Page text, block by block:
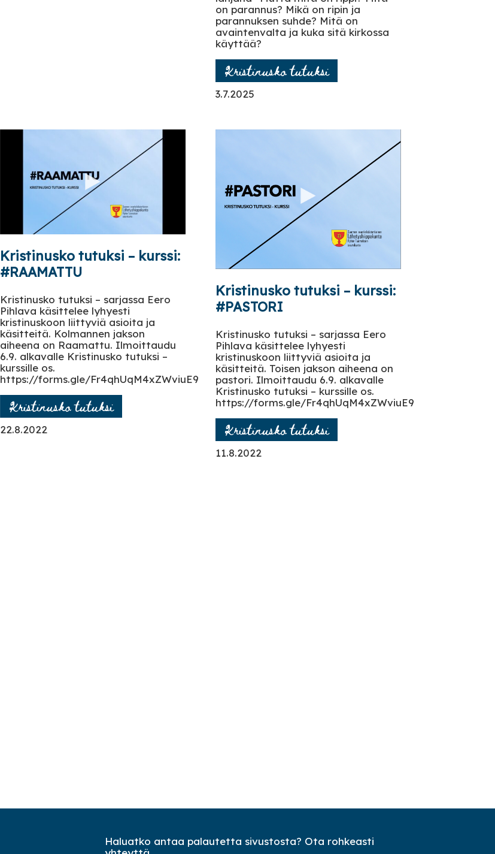
on parannus? Mikä on ripin ja
parannuksen suhde? Mitä on
avaintenvalta ja kuka sitä kirkossa
käyttää?
Kristinusko tutuksi
3.7.2025
Kristinusko tutuksi – kurssi:
#RAAMATTU
Kristinusko tutuksi – sarjassa Eero
Pihlava käsittelee lyhyesti
kristinuskoon liittyviä asioita ja
käsitteitä. Kolmannen jakson
aiheena on Raamattu. Ilmoittaudu
6.9. alkavalle Kristinusko tutuksi –
kurssille os.
https://forms.gle/Fr4qhUqM4xZWviuE9
Kristinusko tutuksi
22.8.2022
Kristinusko tutuksi – kurssi:
#PASTORI
Kristinusko tutuksi – sarjassa Eero
Pihlava käsittelee lyhyesti
kristinuskoon liittyviä asioita ja
käsitteitä. Toisen jakson aiheena on
pastori. Ilmoittaudu 6.9. alkavalle
Kristinusko tutuksi – kurssille os.
https://forms.gle/Fr4qhUqM4xZWviuE9
Kristinusko tutuksi
11.8.2022
Haluatko antaa palautetta sivustosta? Ota rohkeasti